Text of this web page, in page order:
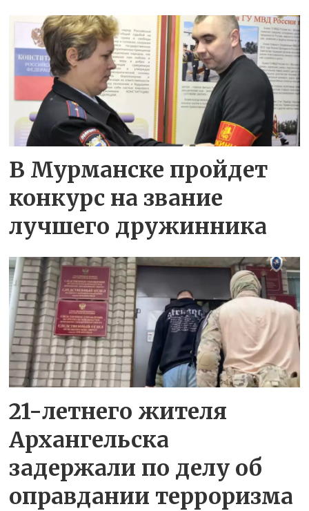
В Мурманске пройдет
конкурс на звание
лучшего дружинника
21-летнего жителя
Архангельска
задержали по делу об
оправдании терроризма